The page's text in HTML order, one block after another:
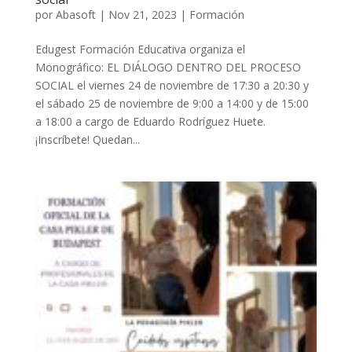
por Abasoft| Nov 21, 2023 | Formación
Edugest Formación Educativa organiza el
Monográfico: EL DIÁLOGO DENTRO DEL PROCESO
SOCIAL el viernes 24 de noviembre de 17:30 a 20:30 y
el sábado 25 de noviembre de 9:00 a 14:00 y de 15:00
a 18:00 a cargo de Eduardo Rodríguez Huete.
¡Inscríbete! Quedan...